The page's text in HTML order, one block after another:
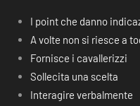
I point che danno
A volte non si riesce a
Fornisce i cavallerizzi
Sollecita una scelta
Interagire verbalmente